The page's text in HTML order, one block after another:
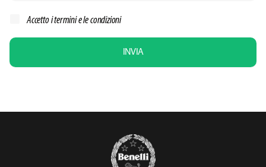
Accetto itermini e le condizioni
INVIA